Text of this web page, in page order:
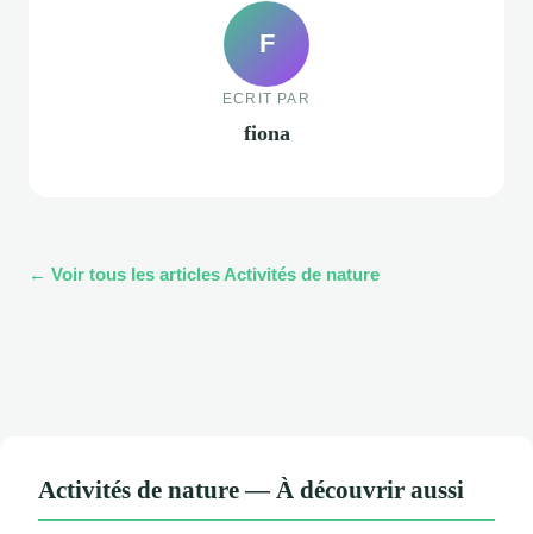
F
ECRIT PAR
fiona
← Voir tous les articles Activités de nature
Activités de nature — À découvrir aussi